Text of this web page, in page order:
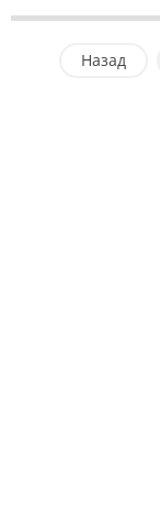
Назад